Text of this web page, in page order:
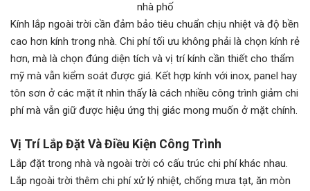
nhà phố
Kính lắp ngoài trời cần đảm bảo tiêu chuẩn chịu nhiệt và độ bền
cao hơn kính trong nhà. Chi phí tối ưu không phải là chọn kính rẻ
hơn, mà là chọn đúng diện tích và vị trí kính cần thiết cho thẩm
mỹ mà vẫn kiểm soát được giá. Kết hợp kính với inox, panel hay
tôn sơn ở các mặt ít nhìn thấy là cách nhiều công trình giảm chi
phí mà vẫn giữ được hiệu ứng thị giác mong muốn ở mặt chính.
Vị Trí Lắp Đặt Và Điều Kiện Công Trình
Lắp đặt trong nhà và ngoài trời có cấu trúc chi phí khác nhau.
Lắp ngoài trời thêm chi phí xử lý nhiệt, chống mưa tạt, ăn mòn